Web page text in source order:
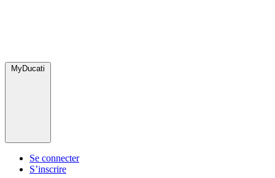
MyDucati
Se connecter
S’inscrire